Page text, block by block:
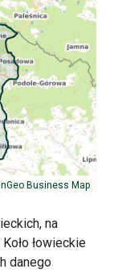
Business Map
na
łowieckie
danego